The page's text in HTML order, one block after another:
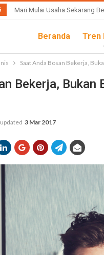
Mari Mulai Usaha Sekarang
Beranda Tren
Saat Anda Bosan Bekerja,
Bekerja, Bukan
3 Mar 2017